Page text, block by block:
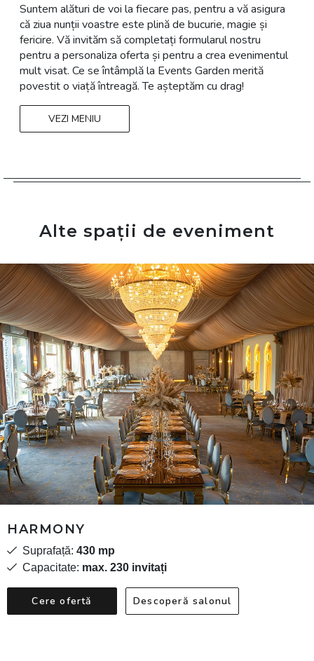
Suntem alături de voi la fiecare pas, pentru a vă asigura
că ziua nunții voastre este plină de bucurie, magie și
fericire. Vă invităm să completați formularul nostru
pentru a personaliza oferta și pentru a crea evenimentul
mult visat. Ce se întâmplă la Events Garden merită
povestit o viață întreagă. Te așteptăm cu drag!
VEZI MENIU
Alte spații de eveniment
HARMONY
Suprafață: 430 mp
Capacitate: max. 230 invitați
Cere ofertă Descoperă salonul